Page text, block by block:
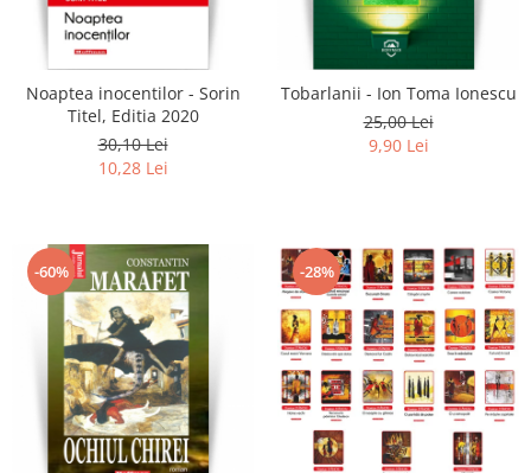
Literatura
Contemporana
Moderna
Calatorii
Memorii
Publicistica / Reportaje / Interviuri
Stiinte umaniste
Istorie
Sociologie si filozofie
Noaptea inocentilor - Sorin
Titel, Editia 2020
30,10 Lei
10,28 Lei
Tobarlanii - Ion Toma Ionescu
25,00 Lei
9,90 Lei
-60% -28%